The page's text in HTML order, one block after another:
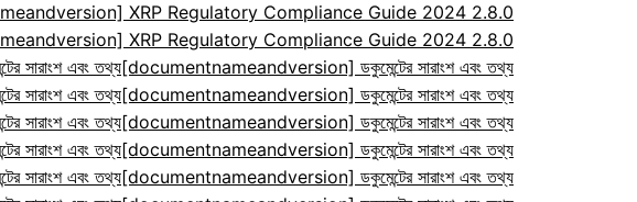
XRP Regulatory Compliance Guide 2024 2.8.0
XRP Regulatory Compliance Guide 2024 2.8.0
এবং তথ্য[documentnameandversion] ডকুমেন্টের সারাংশ এবং তথ্য
এবং তথ্য[documentnameandversion] ডকুমেন্টের সারাংশ এবং তথ্য
এবং তথ্য[documentnameandversion] ডকুমেন্টের সারাংশ এবং তথ্য
এবং তথ্য[documentnameandversion] ডকুমেন্টের সারাংশ এবং তথ্য
এবং তথ্য[documentnameandversion] ডকুমেন্টের সারাংশ এবং তথ্য